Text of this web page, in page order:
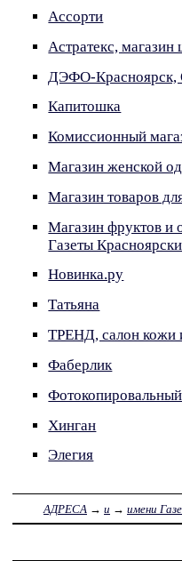
Ассорти
Астратекс,
ДЭФО-
Капитошка
Комиссионный
Магазин женской
Магазин товаров
Магазин фруктов и
Газеты
Новинка.ру
Татьяна
ТРЕНД, салон кожи
Фаберлик
Хинган
Элегия
АДРЕСА → и → имени